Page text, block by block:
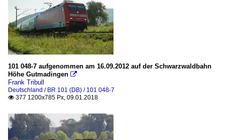
101 048-7 aufgenommen am 16.09.2012 auf der Schwarzwaldbahn
Höhe Gutmadingen 
Frank Tribull
Deutschland / BR 101 (DB) / 101 048-7
 377 1200x785 Px, 09.01.2018